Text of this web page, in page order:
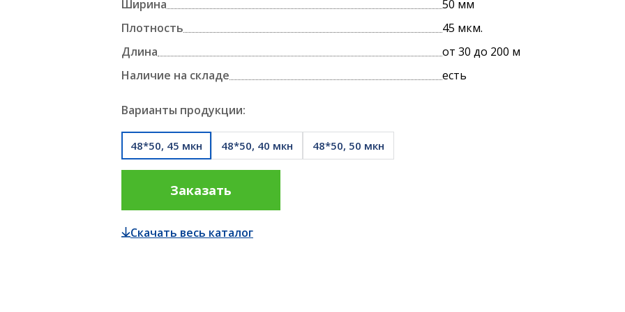
ТЕРМОЭТИКЕТКИ И РИББОНЫ ПЛЕНКА ДЛЯ ПРОИЗВОДСТВА
ПЛЕНКА ДЛЯ УПАКОВКИ ПАЛЛЕТ
ПРОДУКТОВ
Ширина
50 мм
Плотность
45 мкм.
Длина
от 30 до 200 м
Наличие на складе
есть
Варианты продукции:
48*50, 45 мкн 48*50, 40 мкн 48*50, 50 мкн
Заказать
Скачать весь каталог